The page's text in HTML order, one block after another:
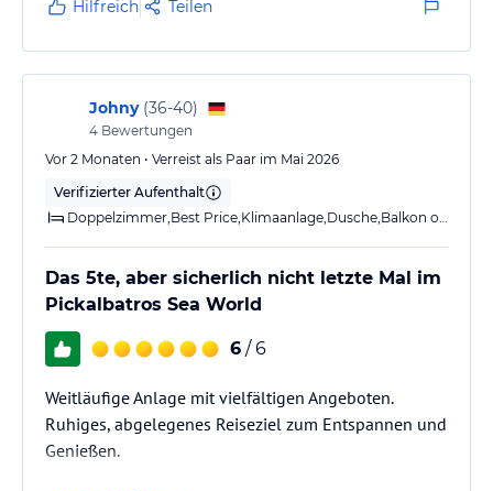
Hilfreich Teilen
Johny (36-40)
4 Bewertungen
Vor 2 Monaten • Verreist als Paar im Mai 2026
Verifizierter Aufenthalt
Das 5te, aber sicherlich nicht letzte Mal im
Pickalbatros Sea World
6 / 6
Weitläufige Anlage mit vielfältigen Angeboten.
Ruhiges, abgelegenes Reiseziel zum Entspannen und
Genießen.